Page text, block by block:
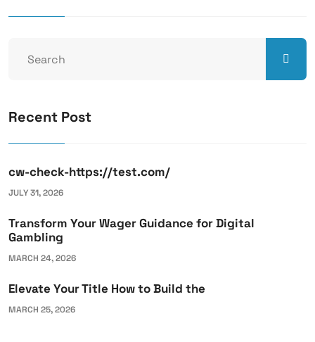
Recent Post
cw-check-https://test.com/
JULY 31, 2026
Transform Your Wager Guidance for Digital
Gambling
MARCH 24, 2026
Elevate Your Title How to Build the
MARCH 25, 2026